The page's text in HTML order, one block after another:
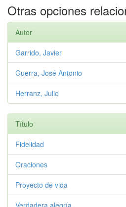
Otras opciones
Autor
Garrido, Javier
Guerra, José Antonio
Herranz, Julio
Título
Fidelidad
Oraciones
Proyecto de vida
Verdadera alegría